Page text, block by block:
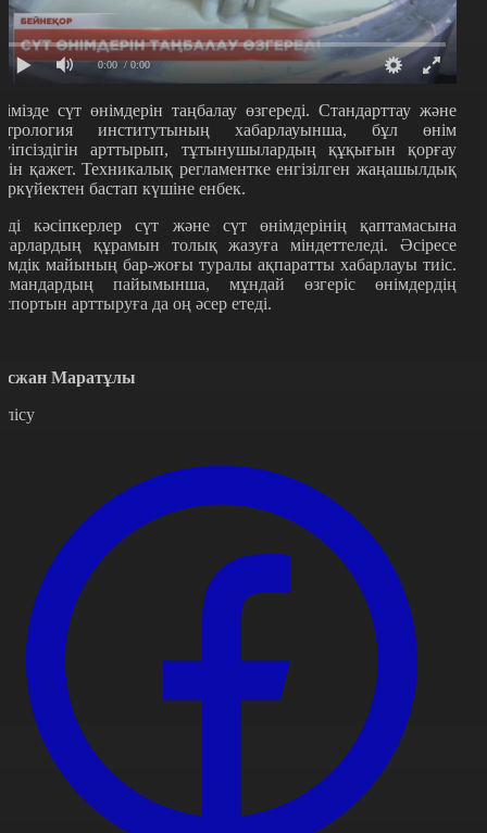
0:00 / 0:00
сүт өнімдерін таңбалау өзгереді. Стандарттау және
институтының хабарлауынша, бұл өнім
арттырып, тұтынушылардың құқығын қорғау
қажет. Техникалық регламентке енгізілген жаңашылдық
бастап күшіне енбек.
кәсіпкерлер сүт және сүт өнімдерінің қаптамасына
құрамын толық жазуға міндеттеледі. Әсіресе
майының бар-жоғы туралы ақпаратты хабарлауы тиіс.
пайымынша, мұндай өзгеріс өнімдердің
арттыруға да оң әсер етеді.
Маратұлы